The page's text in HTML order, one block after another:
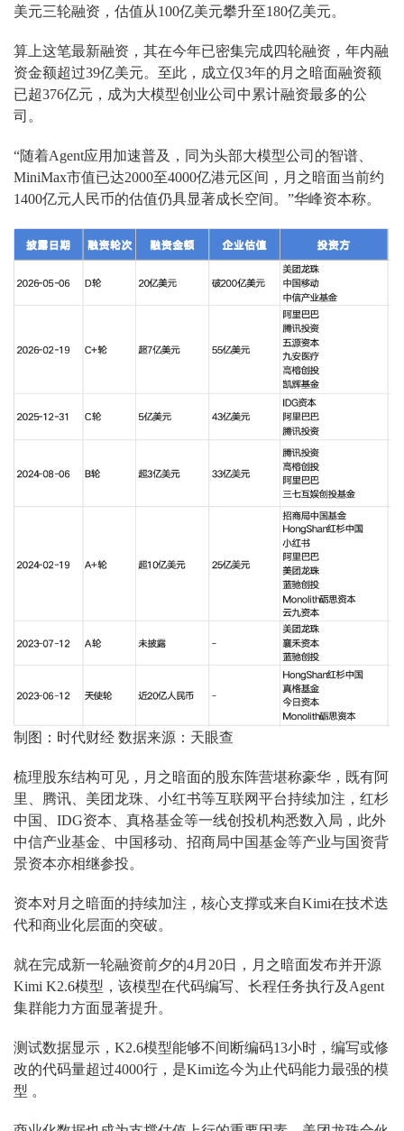
美元三轮融资，估值从100亿美元攀升至180亿美元。
算上这笔最新融资，其在今年已密集完成四轮融资，年内融
资金额超过39亿美元。至此，成立仅3年的月之暗面融资额
已超376亿元，成为大模型创业公司中累计融资最多的公
司。
“随着Agent应用加速普及，同为头部大模型公司的智谱、
MiniMax市值已达2000至4000亿港元区间，月之暗面当前约
1400亿元人民币的估值仍具显著成长空间。”华峰资本称。
制图：时代财经 数据来源：天眼查
梳理股东结构可见，月之暗面的股东阵营堪称豪华，既有阿
里、腾讯、美团龙珠、小红书等互联网平台持续加注，红杉
中国、IDG资本、真格基金等一线创投机构悉数入局，此外
中信产业基金、中国移动、招商局中国基金等产业与国资背
景资本亦相继参投。
资本对月之暗面的持续加注，核心支撑或来自Kimi在技术迭
代和商业化层面的突破。
就在完成新一轮融资前夕的4月20日，月之暗面发布并开源
Kimi K2.6模型，该模型在代码编写、长程任务执行及Agent
集群能力方面显著提升。
测试数据显示，K2.6模型能够不间断编码13小时，编写或修
改的代码量超过4000行，是Kimi迄今为止代码能力最强的模
型 。